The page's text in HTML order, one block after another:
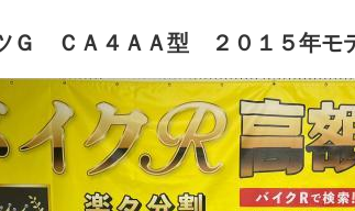
Ｇ ＣＡ４ＡＡ型 ２０１５年モ